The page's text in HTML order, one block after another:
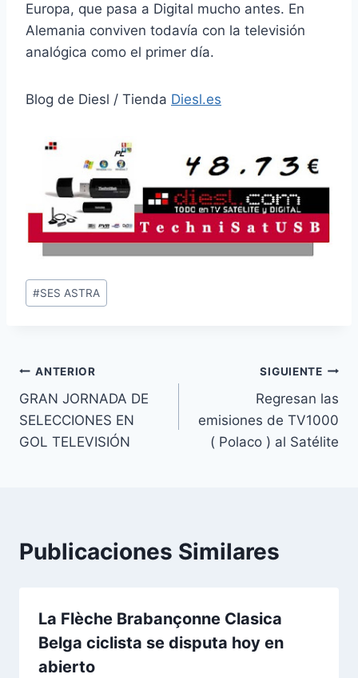
Europa, que pasa a Digital mucho antes. En
Alemania conviven todavía con la televisión
analógica como el primer día.
Blog de Diesl / Tienda Diesl.es
Etiquetas
de
#SES ASTRA
Navegación
de
entradas
ANTERIOR
GRAN JORNADA DE
SELECCIONES EN
GOL TELEVISIÓN
SIGUIENTE
Regresan las
emisiones de TV1000
( Polaco ) al Satélite
Publicaciones Similares
La Flèche Brabançonne Clasica
Belga ciclista se disputa hoy en
abierto